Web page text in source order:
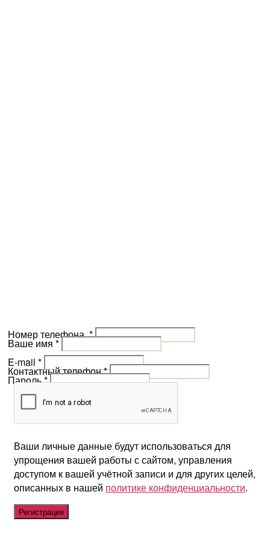
Номер телефона*
Ваше имя *
E-mail *
Контактный телефон*
Пароль*
Ваши личные данные будут использоваться для
упрощения вашей работы с сайтом, управления
доступом к вашей учётной записи и для других целей,
описанных в нашей политике конфиденциальности.
Регистрация